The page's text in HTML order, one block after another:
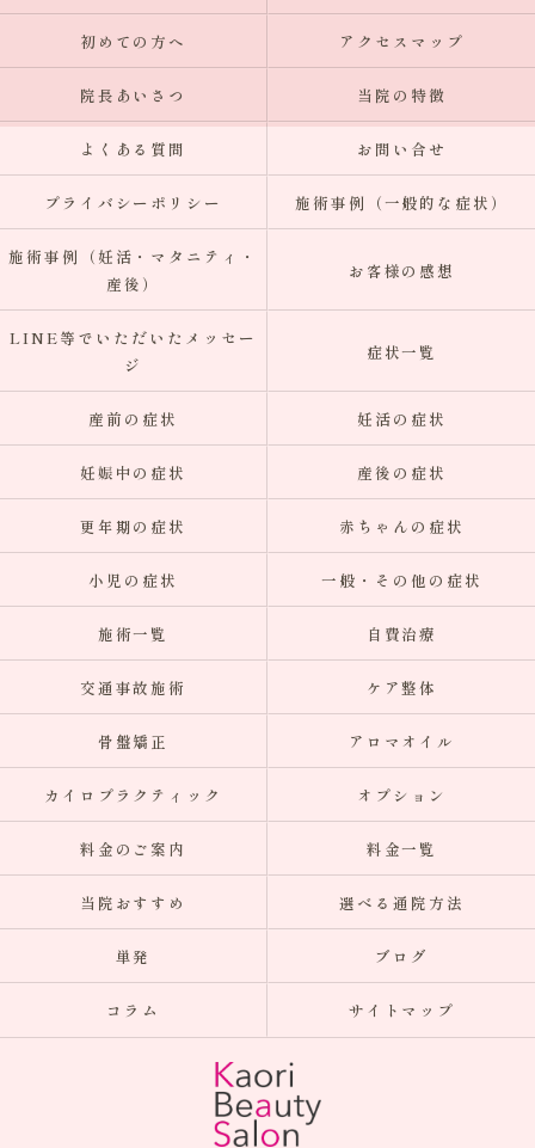
初めての方へ アクセスマップ
院長あいさつ 当院の特徴
よくある質問 お問い合せ
プライバシーポリシー 施術事例（一般的な症状）
施術事例（妊活・マタニティ・
産後）
お客様の感想
LINE等でいただいたメッセー
ジ
症状一覧
産前の症状 妊活の症状
妊娠中の症状 産後の症状
更年期の症状 赤ちゃんの症状
小児の症状 一般・その他の症状
施術一覧 自費治療
交通事故施術 ケア整体
骨盤矯正 アロマオイル
カイロプラクティック オプション
料金のご案内 料金一覧
当院おすすめ 選べる通院方法
単発 ブログ
コラム サイトマップ